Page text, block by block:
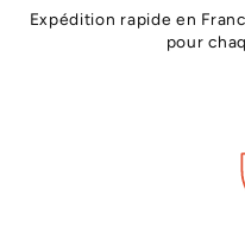
Expédition rapide en
pour